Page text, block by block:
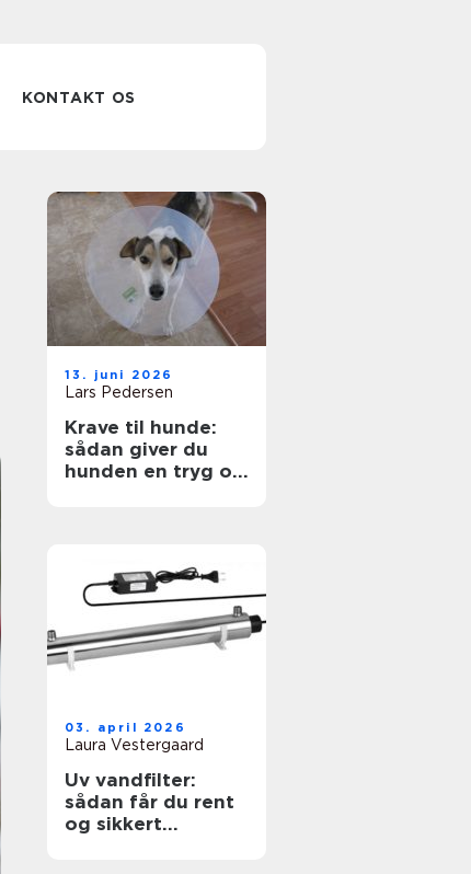
KONTAKT OS
13. juni 2026
Lars Pedersen
Krave til hunde:
sådan giver du
hunden en tryg og
03. april 2026
Laura Vestergaard
Uv vandfilter:
sådan får du rent
og sikkert